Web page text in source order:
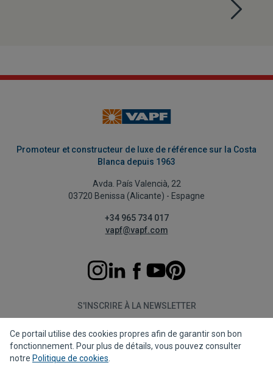
Promoteur et constructeur de luxe de référence sur la Costa
Blanca depuis 1963
Avda. País Valencià, 22
03720 Benissa (Alicante) - Espagne
+34 965 734 017
vapf@vapf.com
S'INSCRIRE À LA NEWSLETTER
S'abonner
Ce portail utilise des cookies propres afin de garantir son bon
fonctionnement. Pour plus de détails, vous pouvez consulter
notre Politique de cookies